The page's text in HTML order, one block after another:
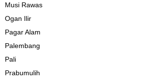
Musi Rawas
Ogan Ilir
Pagar Alam
Palembang
Pali
Prabumulih